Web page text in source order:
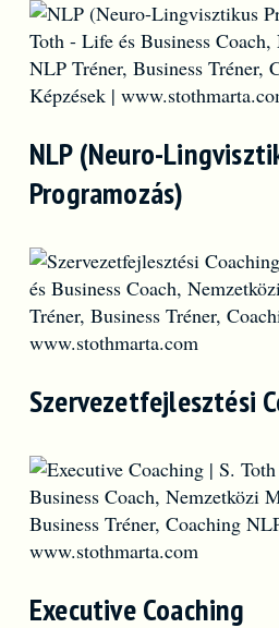
NLP (Neuro-
Programozás)
Szervezetfejlesztési
Executive Coaching